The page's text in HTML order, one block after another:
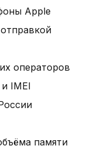
Apple
операторов
IMEI
памяти